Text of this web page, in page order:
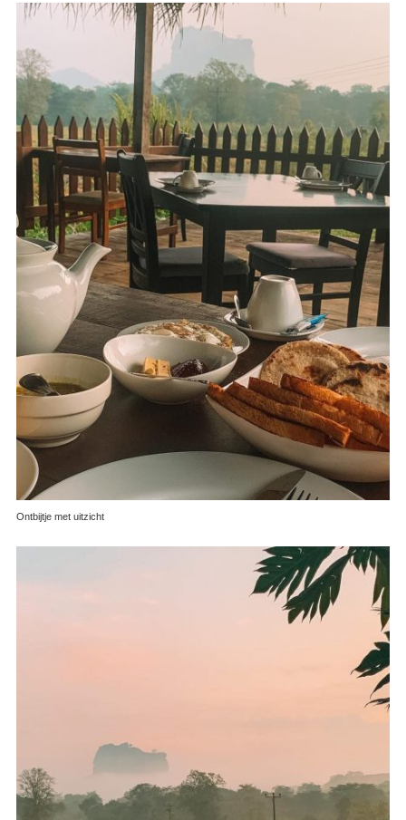
Ontbijtje met uitzicht